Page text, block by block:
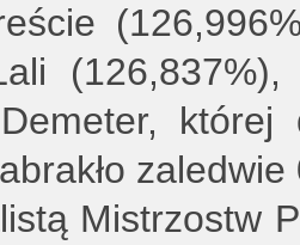
której
zaledwie
Mistrzostw